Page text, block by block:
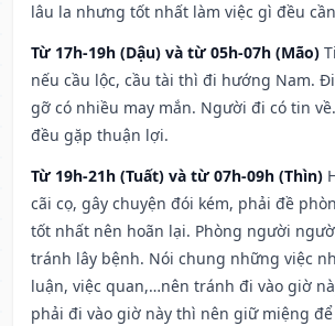
lâu la nhưng tốt nhất làm việc gì đều
Từ 17h-19h (Dậu) và từ 05h-07h (Mão)
nếu cầu lộc, cầu tài thì đi hướng Nam.
gỡ có nhiều may mắn. Người đi có tin
đều gặp thuận lợi.
Từ 19h-21h (Tuất) và từ 07h-09h (Thìn)
cãi cọ, gây chuyện đói kém, phải đề
tốt nhất nên hoãn lại. Phòng người
tránh lây bệnh. Nói chung những việc
luận, việc quan,…nên tránh đi vào giờ
phải đi vào giờ này thì nên giữ miệng